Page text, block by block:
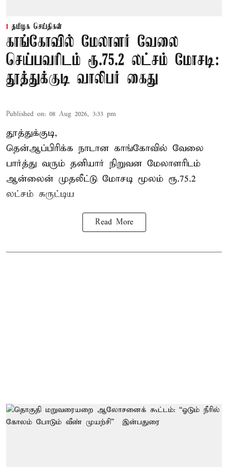
தமிழக செய்திகள்
காங்கோவில் மேலாளர் வேலை
செய்பவரிடம் ரூ.75.2 லட்சம் மோசடி:
தூத்துக்குடி வாலிபர் கைது
Published on: 08 Aug 2026, 3:33 pm
தூத்துக்குடி,
தென்ஆப்பிரிக்க நாடான காங்கோவில் வேலை
பார்த்து வரும் தனியார் நிறுவன மேலாளரிடம்
ஆன்லைன் முதலீட்டு மோசடி மூலம் ரூ.75.2
லட்சம் சுருட்டிய
Read More